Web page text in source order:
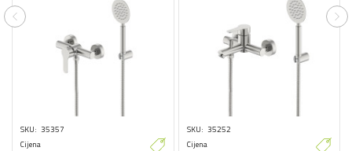
SKU 35357
Cijena
SKU 35252
Cijena
Previous